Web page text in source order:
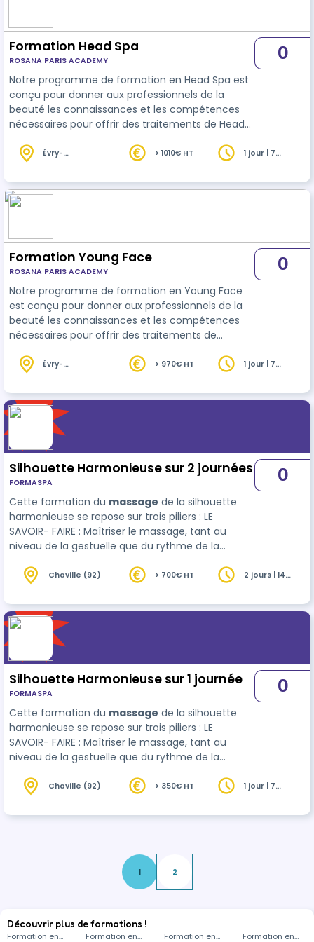
Formation Head Spa
ROSANA PARIS ACADEMY
Notre programme de formation en Head Spa est
conçu pour donner aux professionnels de la
beauté les connaissances et les compétences
nécessaires pour offrir des traitements de Head
formation comprend une présentation théorique
Spa, ainsi que sur les différentes manœuvres et
les protocoles de traitement. Les participants
0
Évry-
> 1010€ HT
1 jour | 7
Formation Young Face
ROSANA PARIS ACADEMY
Notre programme de formation en Young Face
est conçu pour donner aux professionnels de la
beauté les connaissances et les compétences
nécessaires pour offrir des traitements de
clients. La formation comprend une présentation
technique de young face ainsi que sur les
différentes manœuvres et les protocoles de
traitement. Les participants auront également
l'occasion de pratiquer les techniques sur des
modèl…
0
Évry-
> 970€ HT
1 jour | 7
Silhouette Harmonieuse sur 2 journées
FORMASPA
Cette formation du massage de la silhouette
harmonieuse se repose sur trois piliers : LE
SAVOIR- FAIRE : Maîtriser le massage, tant au
niveau de la gestuelle que du rythme de la
des besoins du client. Maîtriser la théorie …
0
Chaville (92) > 700€ HT
2 jours | 14
Silhouette Harmonieuse sur 1 journée
FORMASPA
Cette formation du massage de la silhouette
harmonieuse se repose sur trois piliers : LE
SAVOIR- FAIRE : Maîtriser le massage, tant au
niveau de la gestuelle que du rythme de la
des besoins du client. Maîtriser la théorie …
0
Chaville (92) > 350€ HT
1 jour | 7
1 2
Découvrir plus de formations !
Formation en
Formation en
Formation en
Formation en